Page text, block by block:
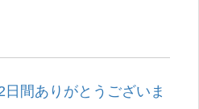
間ありがとうございま